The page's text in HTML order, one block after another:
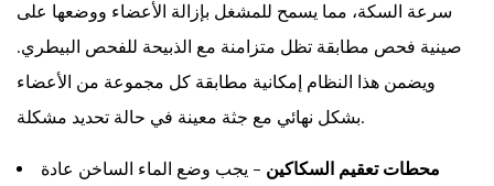
سرعة السكة، مما يسمح للمشغل بإزالة الأعضاء ووضعها على
صينية فحص مطابقة تظل متزامنة مع الذبيحة للفحص البيطري.
ويضمن هذا النظام إمكانية مطابقة كل مجموعة من الأعضاء
بشكل نهائي مع جثة معينة في حالة تحديد مشكلة.
محطات تعقيم السكاكين - يجب وضع الماء الساخن عادة